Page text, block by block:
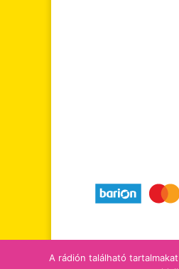
tájékoztatók
A rádión található